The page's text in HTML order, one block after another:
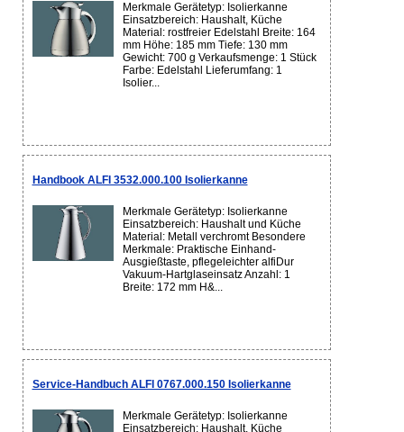
Merkmale Gerätetyp: Isolierkanne
Einsatzbereich: Haushalt, Küche
Material: rostfreier Edelstahl Breite: 164
mm Höhe: 185 mm Tiefe: 130 mm
Gewicht: 700 g Verkaufsmenge: 1 Stück
Farbe: Edelstahl Lieferumfang: 1
Isolier...
Handbook ALFI 3532.000.100 Isolierkanne
Merkmale Gerätetyp: Isolierkanne
Einsatzbereich: Haushalt und Küche
Material: Metall verchromt Besondere
Merkmale: Praktische Einhand-
Ausgießtaste, pflegeleichter alfiDur
Vakuum-Hartglaseinsatz Anzahl: 1
Breite: 172 mm H&...
Service-Handbuch ALFI 0767.000.150 Isolierkanne
Merkmale Gerätetyp: Isolierkanne
Einsatzbereich: Haushalt, Küche